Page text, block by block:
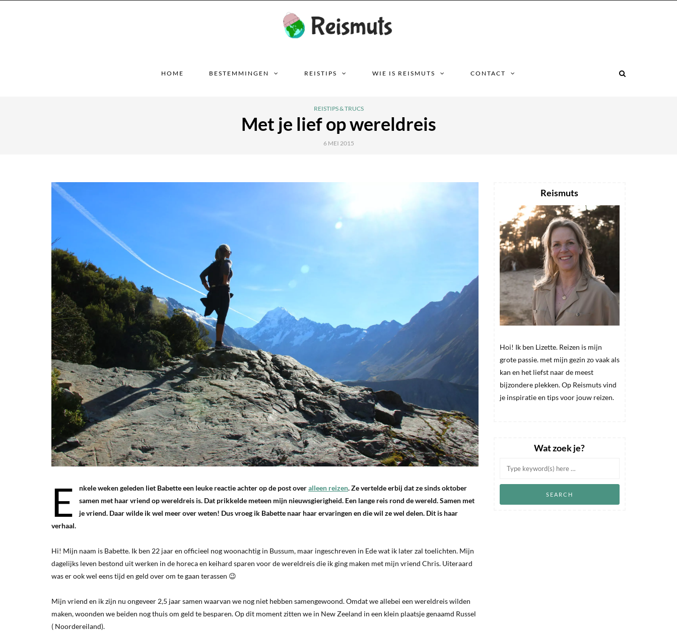
HOME BESTEMMINGEN REISTIPS WIE IS REISMUTS CONTACT
REISTIPS & TRUCS
Met je lief op wereldreis
6 MEI 2015
E nkele weken geleden liet Babette een leuke reactie achter op de post overalleen reizen. Ze vertelde erbij dat ze sinds oktober
samen met haar vriend op wereldreis is. Dat prikkelde meteen mijn nieuwsgierigheid. Een lange reis rond de wereld. Samen met
je vriend. Daar wilde ik wel meer over weten! Dus vroeg ik Babette naar haar ervaringen en die wil ze wel delen. Dit is haar
verhaal.
Hi! Mijn naam is Babette. Ik ben 22 jaar en officieel nog woonachtig in Bussum, maar ingeschreven in Ede wat ik later zal toelichten. Mijn
dagelijks leven bestond uit werken in de horeca en keihard sparen voor de wereldreis die ik ging maken met mijn vriend Chris. Uiteraard
was er ook wel eens tijd en geld over om te gaan terassen 😉
Mijn vriend en ik zijn nu ongeveer 2,5 jaar samen waarvan we nog niet hebben samengewoond. Omdat we allebei een wereldreis wilden
maken, woonden we beiden nog thuis om geld te besparen. Op dit moment zitten we in New Zeeland in een klein plaatsje genaamd Russel
( Noordereiland).
Reismuts
Hoi! Ik ben Lizette. Reizen is mijn
grote passie. met mijn gezin zo vaak als
kan en het liefst naar de meest
bijzondere plekken. Op Reismuts vind
je inspiratie en tips voor jouw reizen.
Wat zoek je?